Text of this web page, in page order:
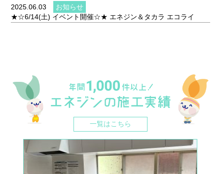
2025.06.03
お知らせ
★☆6/14(土) イベント開催☆★ エネジン＆タカラ エコライ
2024.10.03
お知らせ
★☆10/5(土) イベント開催☆★ エネジン＆クリナップ リフ
ォーム相談会2024
2024.05.17
お知らせ
★☆6/15(土) イベント開催☆★ エネジン＆タカラ エコライ
フフェア2024
一覧はこちら